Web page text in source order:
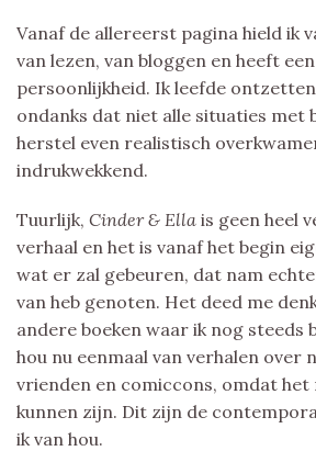
Vanaf de allereerst pagina hield ik
van lezen, van bloggen en heeft
persoonlijkheid. Ik leefde
ondanks dat niet alle situaties met
herstel even realistisch
indrukwekkend.
Tuurlijk, Cinder & Ella is geen heel
verhaal en het is vanaf het begin
wat er zal gebeuren, dat nam
van heb genoten. Het deed me
andere boeken waar ik nog steeds
hou nu eenmaal van verhalen over
vrienden en comiccons, omdat het
kunnen zijn. Dit zijn de
ik van hou.